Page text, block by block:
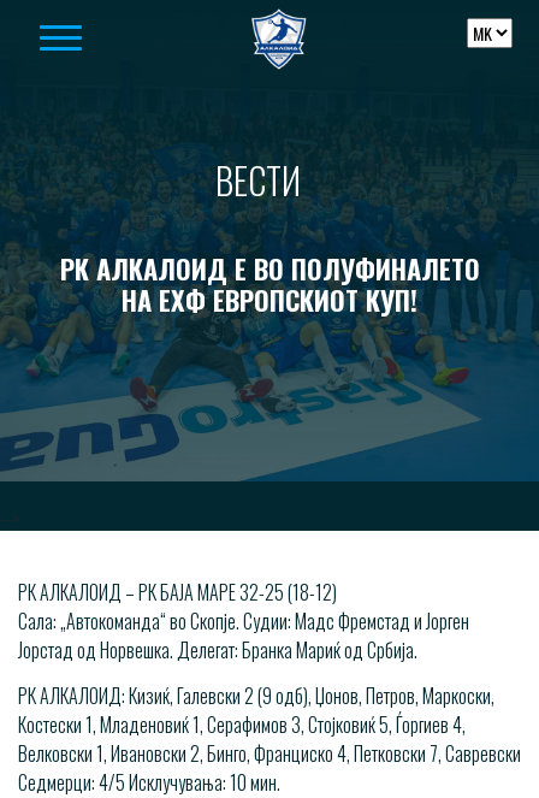
ВЕСТИ
РК АЛКАЛОИД Е ВО ПОЛУФИНАЛЕТО
НА ЕХФ ЕВРОПСКИОТ КУП!
-->
РК АЛКАЛОИД – РК БАЈА МАРЕ 32-25 (18-12)
Сала: „Автокоманда“ во Скопје. Судии: Мадс Фремстад и Јорген
Јорстад од Норвешка. Делегат: Бранка Мариќ од Србија.
РК АЛКАЛОИД: Кизиќ, Галевски 2 (9 одб), Џонов, Петров, Маркоски,
Костески 1, Младеновиќ 1, Серафимов 3, Стојковиќ 5, Ѓоргиев 4,
Велковски 1, Ивановски 2, Бинго, Франциско 4, Петковски 7, Савревски
Седмерци: 4/5 Исклучувања: 10 мин.